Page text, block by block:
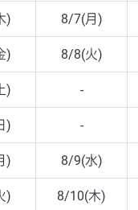
) 8/7(月)
) 8/8(火)
) -
) -
) 8/9(水)
) 8/10(木)